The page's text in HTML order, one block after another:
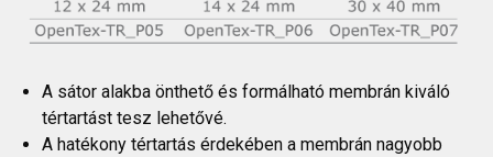
A sátor alakba önthető és formálható membrán kiváló
tértartást tesz lehetővé.
A hatékony tértartás érdekében a membrán nagyobb